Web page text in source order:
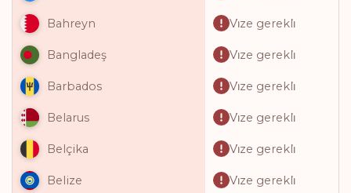
Bahreyn Vi̇ze gerekli̇
Bangladeş Vi̇ze gerekli̇
Barbados Vi̇ze gerekli̇
Belarus Vi̇ze gerekli̇
Belçika Vi̇ze gerekli̇
Belize Vi̇ze gerekli̇